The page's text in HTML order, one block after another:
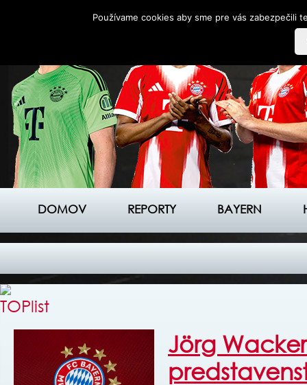
DOMOV REPORTY BAYERN
Jörg
Používame cookies aby sme pre vás zabezpečili